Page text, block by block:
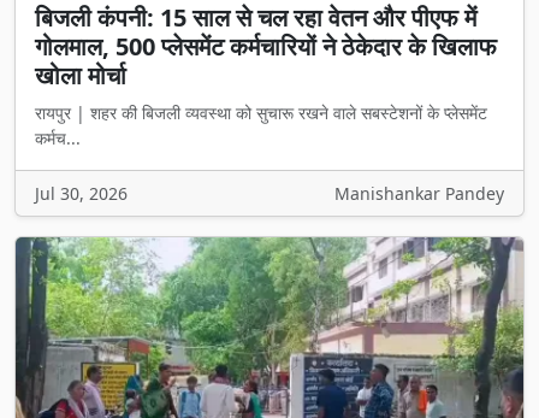
बिजली कंपनी: 15 साल से चल रहा वेतन और पीएफ में
गोलमाल, 500 प्लेसमेंट कर्मचारियों ने ठेकेदार के खिलाफ
खोला मोर्चा
रायपुर | शहर की बिजली व्यवस्था को सुचारू रखने वाले सबस्टेशनों के प्लेसमेंट
कर्मच...
Jul 30, 2026 Manishankar Pandey